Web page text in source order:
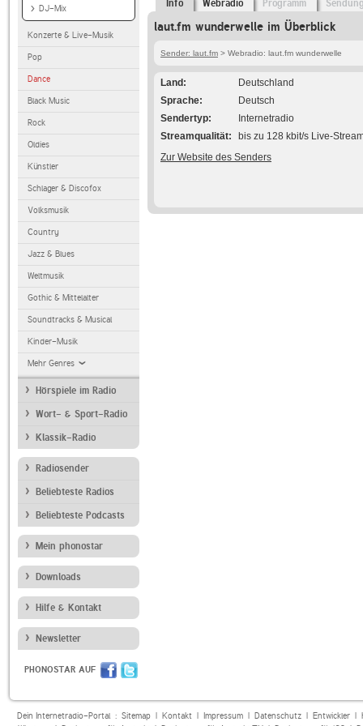
DJ-Mix
Konzerte & Live-Musik
Pop
Dance
Black Music
Rock
Oldies
Künstler
Schlager & Discofox
Volksmusik
Country
Jazz & Blues
Weltmusik
Gothic & Mittelalter
Soundtracks & Musical
Kinder-Musik
Mehr Genres
Hörspiele im Radio
Wort- & Sport-Radio
Klassik-Radio
Radiosender
Beliebteste Radios
Beliebteste Podcasts
Mein phonostar
Downloads
Hilfe & Kontakt
Newsletter
PHONOSTAR AUF
Info Webradio Programm
laut.fm wunderwelle im Überblick
Sender: laut.fm > Webradio: laut.fm wunderwelle
Land
Deutschland
Sprache
Deutsch
Sendertyp
Internetradio
Streamqualität
bis zu 128 kbit/s Live-
Zur Website des Senders
Dein Internetradio-Portal : Sitemap| Kontakt| Impressum| Datenschutz| Entwickler|